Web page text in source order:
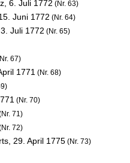
6. Juli 1772 (Nr. 63)
Juni 1772 (Nr. 64)
3. Juli 1772 (Nr. 65)
67)
1771 (Nr. 68)
(Nr. 70)
71)
72)
29. April 1775 (Nr. 73)